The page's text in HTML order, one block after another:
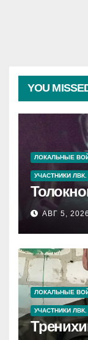
YOU
ЛОКАЛЬНЫЕ
УЧАСТНИКИ
АВГ 5, 2026
ЛОКАЛЬНЫЕ
УЧАСТНИКИ